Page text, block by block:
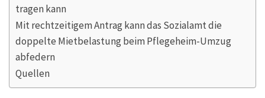
tragen kann
Mit rechtzeitigem Antrag kann das Sozialamt die
doppelte Mietbelastung beim Pflegeheim-Umzug
abfedern
Quellen